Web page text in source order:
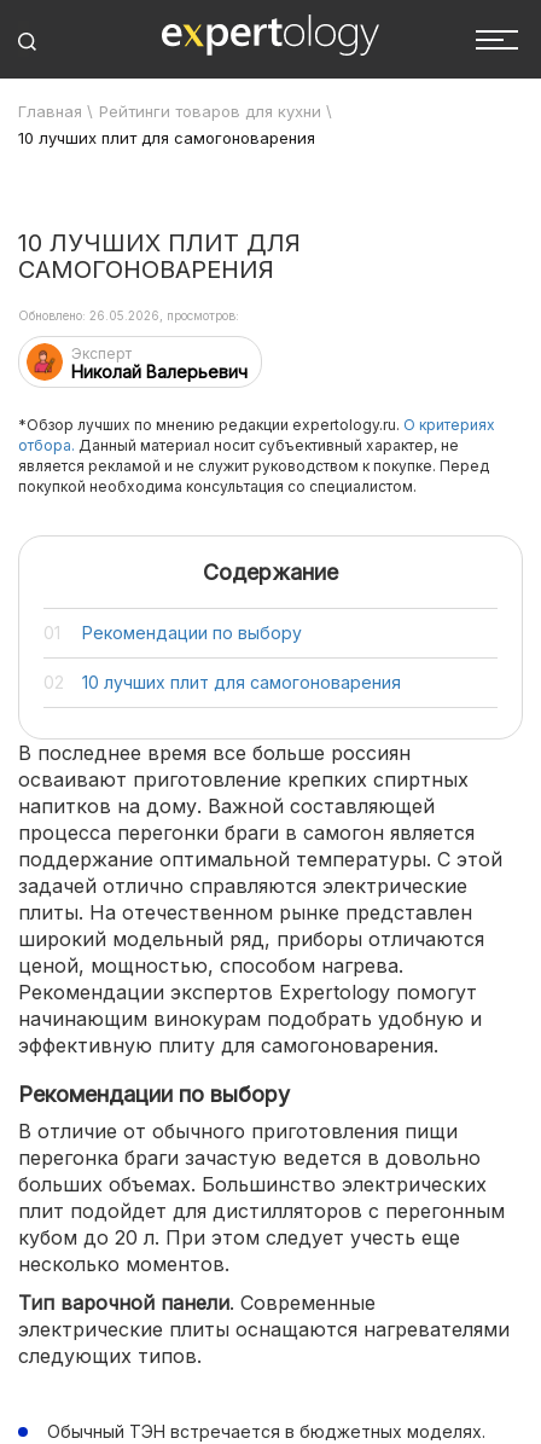
Главная \ Рейтинги товаров для кухни \
10 лучших плит для самогоноварения
10 ЛУЧШИХ ПЛИТ ДЛЯ
САМОГОНОВАРЕНИЯ
Эксперт
Николай Валерьевич
Обновлено: 26.05.2026, просмотров:
*Обзор лучших по мнению редакции expertology.ru. О критериях
отбора. Данный материал носит субъективный характер, не
является рекламой и не служит руководством к покупке. Перед
покупкой необходима консультация со специалистом.
Содержание
Рекомендации по выбору
10 лучших плит для самогоноварения
В последнее время все больше россиян
осваивают приготовление крепких спиртных
напитков на дому. Важной составляющей
процесса перегонки браги в самогон является
поддержание оптимальной температуры. С этой
задачей отлично справляются электрические
плиты. На отечественном рынке представлен
широкий модельный ряд, приборы отличаются
ценой, мощностью, способом нагрева.
Рекомендации экспертов Expertology помогут
начинающим винокурам подобрать удобную и
эффективную плиту для самогоноварения.
Рекомендации по выбору
В отличие от обычного приготовления пищи
перегонка браги зачастую ведется в довольно
больших объемах. Большинство электрических
плит подойдет для дистилляторов с перегонным
кубом до 20 л. При этом следует учесть еще
несколько моментов.
Тип варочной панели. Современные
электрические плиты оснащаются нагревателями
следующих типов.
Обычный ТЭН встречается в бюджетных моделях.